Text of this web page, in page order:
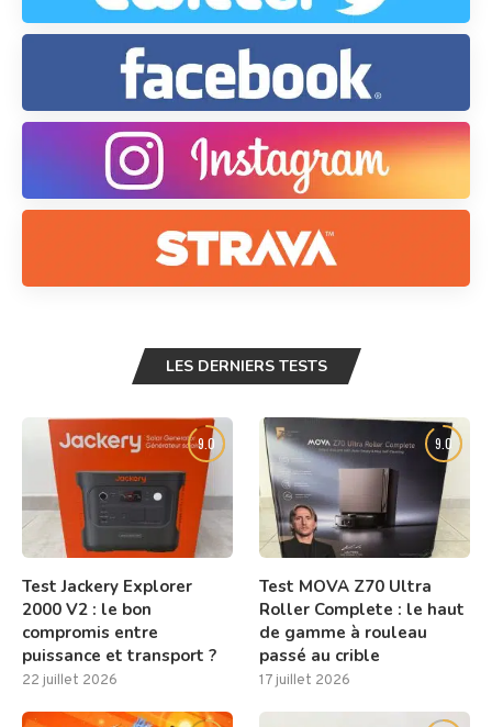
LES DERNIERS TESTS
9.0
Test Jackery Explorer
2000 V2 : le bon
compromis entre
puissance et transport ?
22 juillet 2026
9.0
Test MOVA Z70 Ultra
Roller Complete : le haut
de gamme à rouleau
passé au crible
17 juillet 2026